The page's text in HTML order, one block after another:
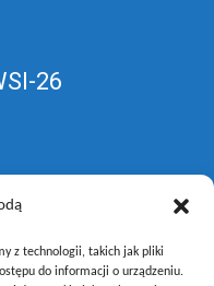
z technologii, takich jak pliki
do informacji o urządzeniu.
26
–poprzez